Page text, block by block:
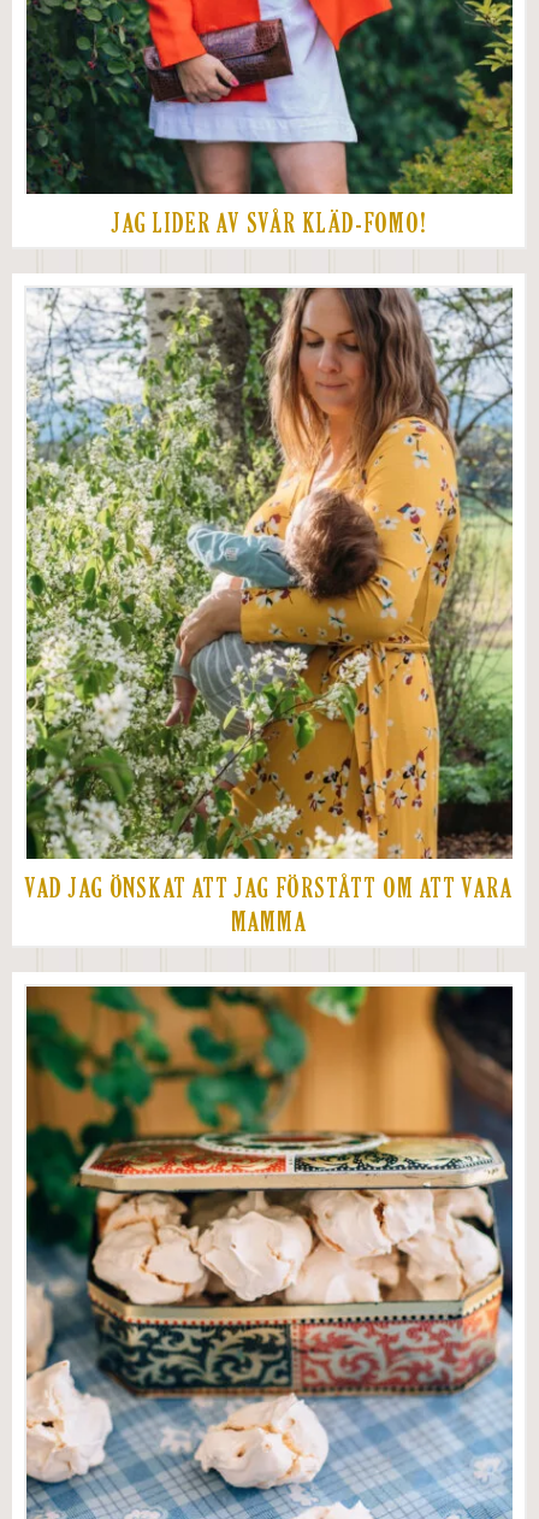
JAG LIDER AV SVÅR KLÄD-FOMO!
VAD JAG ÖNSKAT ATT JAG FÖRSTÅTT OM ATT VARA
MAMMA